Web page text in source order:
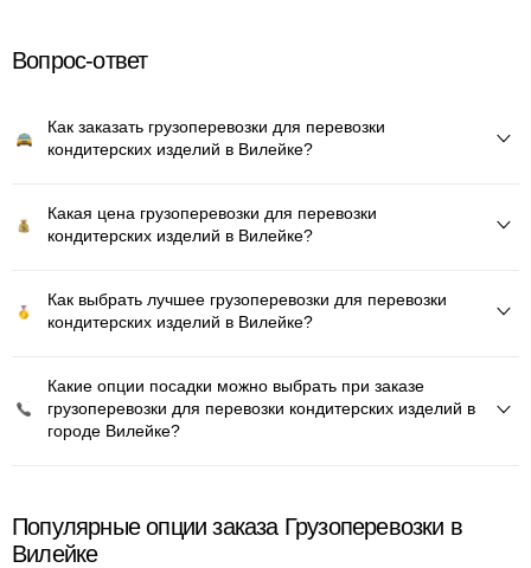
Вопрос-ответ
Как заказать грузоперевозки для перевозки
кондитерских изделий в Вилейке?
Какая цена грузоперевозки для перевозки
кондитерских изделий в Вилейке?
Как выбрать лучшее грузоперевозки для перевозки
кондитерских изделий в Вилейке?
Какие опции посадки можно выбрать при заказе
грузоперевозки для перевозки кондитерских изделий в
городе Вилейке?
Популярные опции заказа Грузоперевозки в
Вилейке